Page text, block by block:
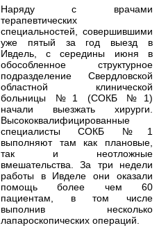
Наряду с врачами
терапевтических
специальностей, совершившими
уже пятый за год выезд в
Ивдель, с середины июня в
обособленное структурное
подразделение Свердловской
областной клинической
больницы №1 (СОКБ №1)
начали выезжать хирурги.
Высококвалифицированные
специалисты СОКБ №1
выполняют там как плановые,
так и неотложные
вмешательства. За три недели
работы в Ивделе они оказали
помощь более чем 60
пациентам, в том числе
выполнив несколько
лапароскопических операций.